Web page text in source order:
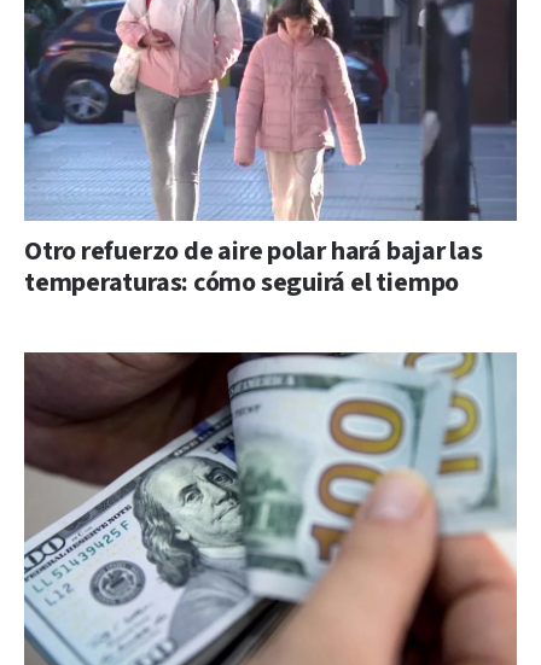
Otro refuerzo de aire polar hará bajar las
temperaturas: cómo seguirá el tiempo